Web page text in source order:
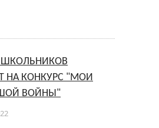
НА КОНКУРС "МОИ
ВОЙНЫ"